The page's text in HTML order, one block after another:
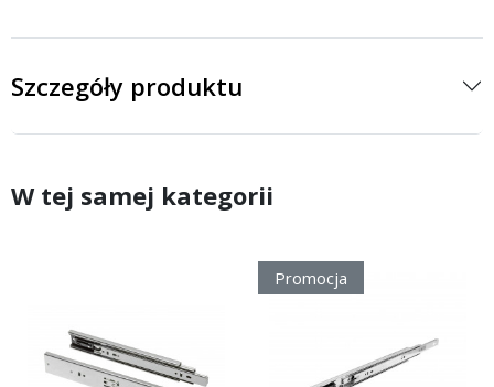
Szczegóły produktu
W tej samej kategorii
Promocja